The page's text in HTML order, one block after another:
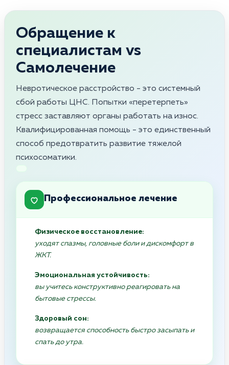
Обращение к
специалистам vs
Самолечение
Невротическое расстройство - это системный
сбой работы ЦНС. Попытки «перетерпеть»
стресс заставляют органы работать на износ.
Квалифицированная помощь - это единственный
способ предотвратить развитие тяжелой
психосоматики.
Профессиональное лечение
Физическое восстановление:
уходят спазмы, головные боли и дискомфорт в
ЖКТ.
Эмоциональная устойчивость:
вы учитесь конструктивно реагировать на
бытовые стрессы.
Здоровый сон:
возвращается способность быстро засыпать и
спать до утра.